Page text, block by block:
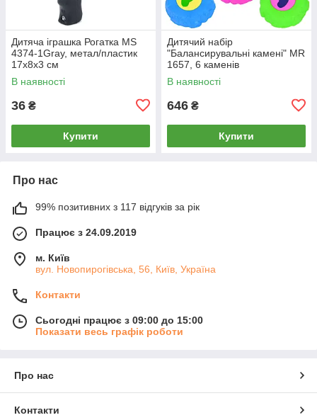
Дитяча іграшка Рогатка MS
4374-1Gray, метал/пластик
17х8х3 см
В наявності
36 ₴
Купити
Дитячий набір
"Балансирувальні камені" MR
1657, 6 каменів
В наявності
646 ₴
Купити
Про нас
99% позитивних з 117 відгуків за рік
Працює з 24.09.2019
м. Київ
вул. Новопирогівська, 56, Київ, Україна
Контакти
Сьогодні працює з 09:00 до 15:00
Показати весь графік роботи
Про нас
Контакти